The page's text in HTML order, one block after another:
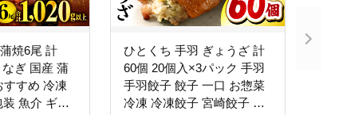
焼6尾 計
ぎ 国産 蒲
すすめ 冷凍
魚介 ギフ
ひとくち 手羽 ぎょうざ 計
60個 20個入×3パック 手羽
手羽餃子 餃子 一口 お惣菜
冷凍 冷凍餃子 宮崎餃子 お